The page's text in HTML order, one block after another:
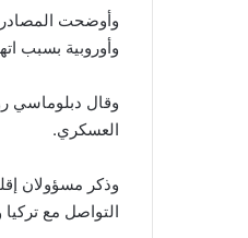
وأوضحت المصادر
وأوروبية بسبب
وقال دبلوماسي
العسكري.
وذكر مسؤولان
التواصل مع